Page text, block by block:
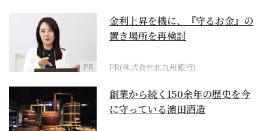
PR
金利上昇を機に、『守るお金』の
置き場所を再検討
PR(株式会社北九州銀行)
創業から続く150余年の歴史を今
に守っている濵田酒造